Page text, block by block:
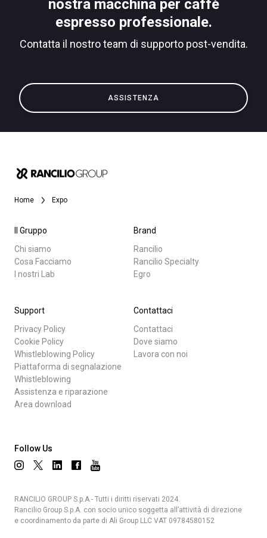
nostra macchina per caffè
espresso professionale.
Contatta il nostro team di supporto post-vendita.
ASSISTENZA
Home Expo
Il Gruppo
Chi siamo
Cosa Facciamo
I nostri Lab
Brand
Rancilio
Rancilio Specialty
Egro
Support
Privacy Policy
Cookie Policy
Whistleblowing Policy
Piattaforma di segnalazione
Whistleblowing
Assistenza e riparazione
Area download
Contattaci
Contattaci
Dove siamo
Lavora con noi
Follow Us
RANCILIO GROUP S.p.A.- Tutti i diritti riservati 2024.
Rancilio Group S.p.A. con socio unico soggetta all’attività di direzione
e coordinamento da parte di Ali Group LLC VAT 09784580152
Tutti
Altro